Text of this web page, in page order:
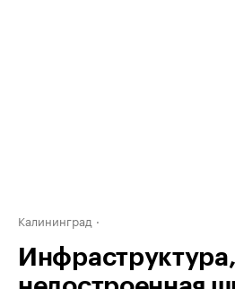
Калининград
Инфраструктура,